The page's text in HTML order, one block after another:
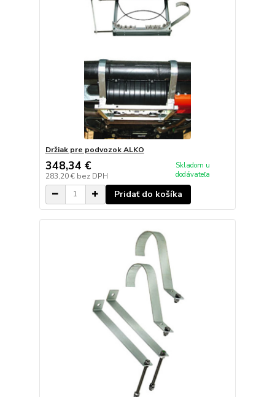
Držiak pre podvozok ALKO
348,34 €
283,20 € bez DPH
Skladom u
dodávateľa
Pridať do košíka